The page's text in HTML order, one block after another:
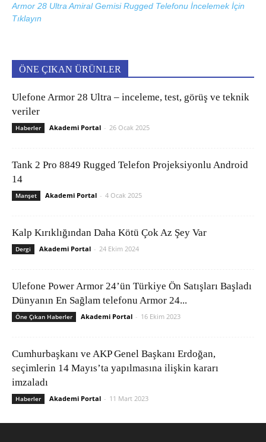
Armor 28 Ultra Amiral Gemisi Rugged Telefonu İncelemek İçin
Tıklayın
ÖNE ÇIKAN ÜRÜNLER
Ulefone Armor 28 Ultra – inceleme, test, görüş ve teknik
veriler
Haberler Akademi Portal - 26 Ocak 2025
Tank 2 Pro 8849 Rugged Telefon Projeksiyonlu Android
14
Manşet Akademi Portal - 4 Ocak 2025
Kalp Kırıklığından Daha Kötü Çok Az Şey Var
Dergi Akademi Portal - 24 Ekim 2024
Ulefone Power Armor 24’ün Türkiye Ön Satışları Başladı
Dünyanın En Sağlam telefonu Armor 24...
Öne Çıkan Haberler Akademi Portal - 16 Ekim 2023
Cumhurbaşkanı ve AKP Genel Başkanı Erdoğan,
seçimlerin 14 Mayıs’ta yapılmasına ilişkin kararı
imzaladı
Haberler Akademi Portal - 11 Mart 2023